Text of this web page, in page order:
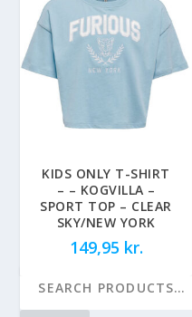
KIDS ONLY T-SHIRT
– – KOGVILLA –
SPORT TOP – CLEAR
SKY/NEW YORK
149,95 kr.